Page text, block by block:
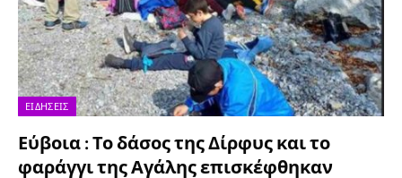
ΕΙΔΉΣΕΙΣ
Εύβοια : Το δάσος της Δίρφυς και το
φαράγγι της Αγάλης επισκέφθηκαν